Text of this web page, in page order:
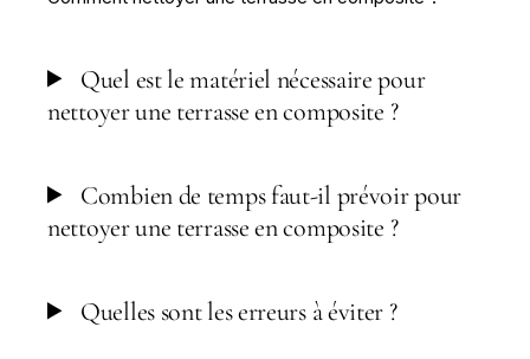
Quel est le matériel nécessaire pour
nettoyer une terrasse en composite ?
Combien de temps faut-il prévoir pour
nettoyer une terrasse en composite ?
Quelles sont les erreurs à éviter ?